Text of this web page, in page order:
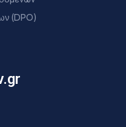
(DPO)